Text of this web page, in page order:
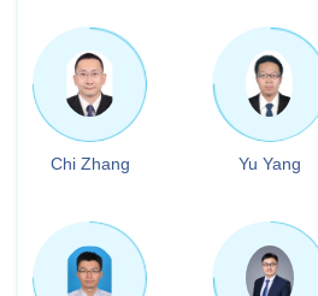
Chi Zhang Yu Yang